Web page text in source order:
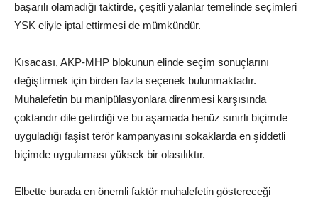
başarılı olamadığı taktirde, çeşitli yalanlar temelinde seçimleri
YSK eliyle iptal ettirmesi de mümkündür.
Kısacası, AKP-MHP blokunun elinde seçim sonuçlarını
değiştirmek için birden fazla seçenek bulunmaktadır.
Muhalefetin bu manipülasyonlara direnmesi karşısında
çoktandır dile getirdiği ve bu aşamada henüz sınırlı biçimde
uyguladığı faşist terör kampanyasını sokaklarda en şiddetli
biçimde uygulaması yüksek bir olasılıktır.
Elbette burada en önemli faktör muhalefetin göstereceği